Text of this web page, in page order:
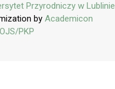
Przyrodniczy w Lublinie
by Academicon
OJS/PKP